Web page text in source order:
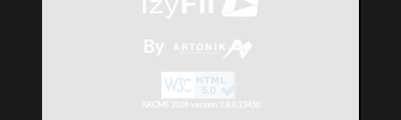
By
AKCMS 2026 version 2.8.0.23450